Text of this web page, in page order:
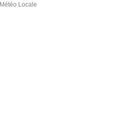
Météo Locale